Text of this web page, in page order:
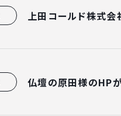
上田コールド株式会
仏壇の原田様のHPが